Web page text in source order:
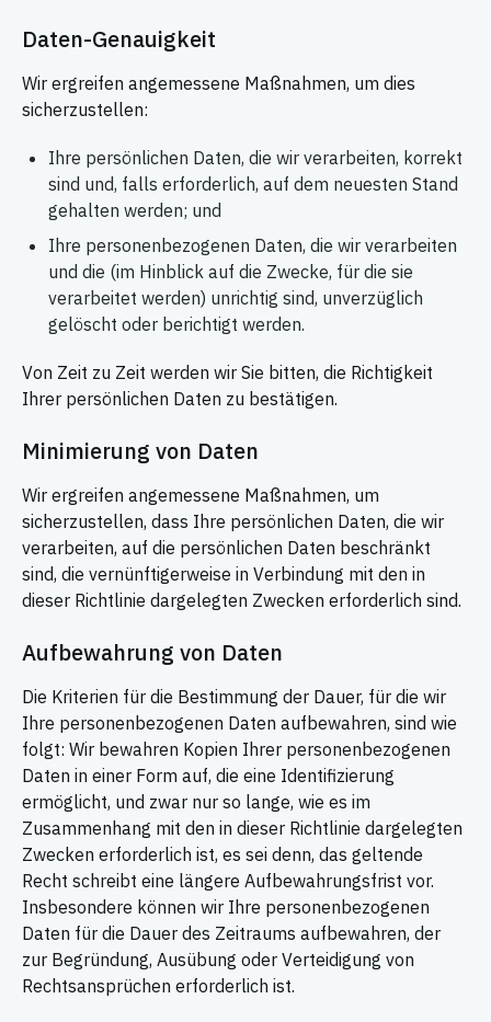
Daten-Genauigkeit
Wir ergreifen angemessene Maßnahmen, um dies
sicherzustellen:
Ihre persönlichen Daten, die wir verarbeiten, korrekt
sind und, falls erforderlich, auf dem neuesten Stand
gehalten werden; und
Ihre personenbezogenen Daten, die wir verarbeiten
und die (im Hinblick auf die Zwecke, für die sie
verarbeitet werden) unrichtig sind, unverzüglich
gelöscht oder berichtigt werden.
Von Zeit zu Zeit werden wir Sie bitten, die Richtigkeit
Ihrer persönlichen Daten zu bestätigen.
Minimierung von Daten
Wir ergreifen angemessene Maßnahmen, um
sicherzustellen, dass Ihre persönlichen Daten, die wir
verarbeiten, auf die persönlichen Daten beschränkt
sind, die vernünftigerweise in Verbindung mit den in
dieser Richtlinie dargelegten Zwecken erforderlich sind.
Aufbewahrung von Daten
Die Kriterien für die Bestimmung der Dauer, für die wir
Ihre personenbezogenen Daten aufbewahren, sind wie
folgt: Wir bewahren Kopien Ihrer personenbezogenen
Daten in einer Form auf, die eine Identifizierung
ermöglicht, und zwar nur so lange, wie es im
Zusammenhang mit den in dieser Richtlinie dargelegten
Zwecken erforderlich ist, es sei denn, das geltende
Recht schreibt eine längere Aufbewahrungsfrist vor.
Insbesondere können wir Ihre personenbezogenen
Daten für die Dauer des Zeitraums aufbewahren, der
zur Begründung, Ausübung oder Verteidigung von
Rechtsansprüchen erforderlich ist.